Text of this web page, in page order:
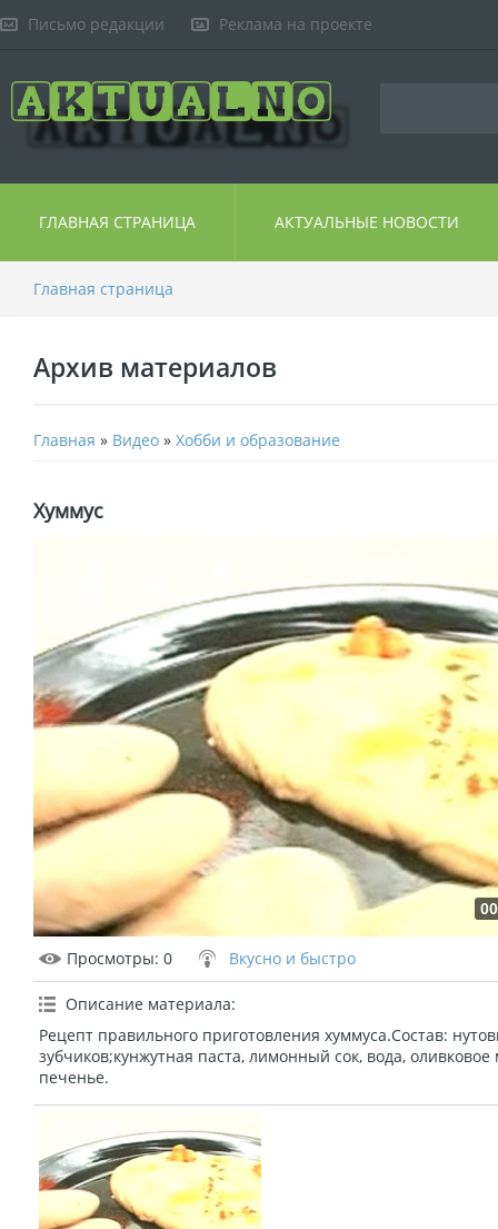
Письмо редакции Реклама на проекте
ГЛАВНАЯ СТРАНИЦА АКТУАЛЬНЫЕ НОВОСТИ
Главная страница
Архив материалов
Главная » Видео » Хобби и образование
Хуммус
Просмотры: 0 Вкусно и быстро
Описание материала:
Рецепт правильного приготовления хуммуса.Состав:
зубчиков;кунжутная паста, лимонный сок, вода,
печенье.